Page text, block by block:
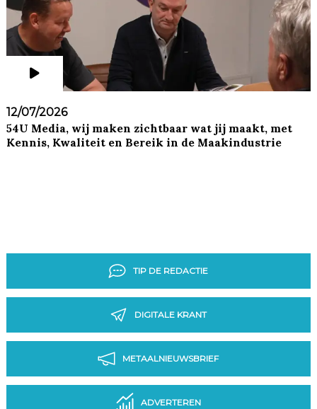
12/07/2026
54U Media, wij maken zichtbaar wat jij maakt, met
Kennis, Kwaliteit en Bereik in de Maakindustrie
TIP DE REDACTIE
DIGITALE KRANT
METAALNIEUWSBRIEF
ADVERTEREN